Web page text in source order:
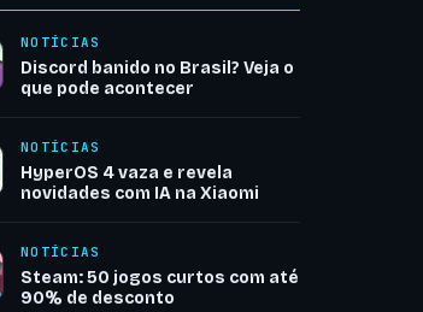
NOTÍCIAS
Discord banido no Brasil? Veja o
que pode acontecer
NOTÍCIAS
HyperOS 4 vaza e revela
novidades com IA na Xiaomi
NOTÍCIAS
Steam: 50 jogos curtos com até
90% de desconto